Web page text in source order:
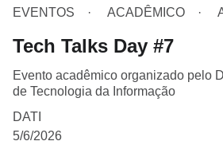
EVENTOS ACADÊMICO
Tech Talks Day #7
Evento acadêmico organizado pelo
de Tecnologia da Informação
DATI
5/6/2026